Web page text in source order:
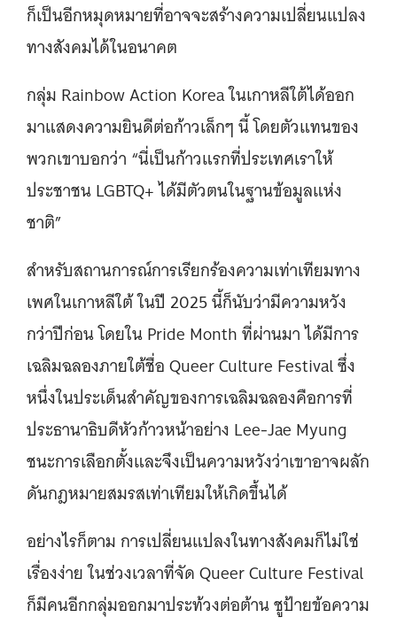
ก็เป็นอีกหมุดหมายที่อาจจะสร้างความเปลี่ยนแปลง
ทางสังคมได้ในอนาคต
กลุ่ม Rainbow Action Korea ในเกาหลีใต้ได้ออก
มาแสดงความยินดีต่อก้าวเล็กๆ นี้ โดยตัวแทนของ
พวกเขาบอกว่า “นี่เป็นก้าวแรกที่ประเทศเราให้
ประชาชน LGBTQ+ ได้มีตัวตนในฐานข้อมูลแห่ง
ชาติ”
สำหรับสถานการณ์การเรียกร้องความเท่าเทียมทาง
เพศในเกาหลีใต้ ในปี 2025 นี้ก็นับว่ามีความหวัง
กว่าปีก่อน โดยใน Pride Month ที่ผ่านมา ได้มีการ
เฉลิมฉลองภายใต้ชื่อ Queer Culture Festival ซึ่ง
หนึ่งในประเด็นสำคัญของการเฉลิมฉลองคือการที่
ประธานาธิบดีหัวก้าวหน้าอย่าง Lee-Jae Myung
ชนะการเลือกตั้งและจึงเป็นความหวังว่าเขาอาจผลัก
ดันกฎหมายสมรสเท่าเทียมให้เกิดขึ้นได้
อย่างไรก็ตาม การเปลี่ยนแปลงในทางสังคมก็ไม่ใช่
เรื่องง่าย ในช่วงเวลาที่จัด Queer Culture Festival
ก็มีคนอีกกลุ่มออกมาประท้วงต่อต้าน ชูป้ายข้อความ